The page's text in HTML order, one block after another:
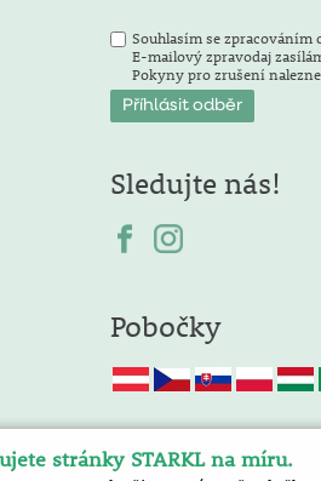
Souhlasím se zpracováním
E-mailový zpravodaj
Pokyny pro zrušení
Sledujte nás!
Pobočky
stránky STARKL na míru.